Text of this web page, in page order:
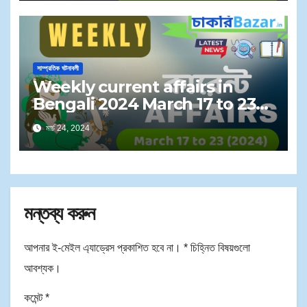
সাম্প্রতিক ঘটনাবলী
Weekly current affairs in
Bengali 2024 March 17 to 23
PDF | সাপ্তাহিক কারেন্ট অ্যাফেয়ার্স ২০২৪ মার্চ
১৭ থেকে ২৩
মার্চ 24, 2024
মন্তব্য করুন
আপনার ই-মেইল এ্যাড্রেস প্রকাশিত হবে না। * চিহ্নিত বিষয়গুলো
আবশ্যক।
কমেন্ট*